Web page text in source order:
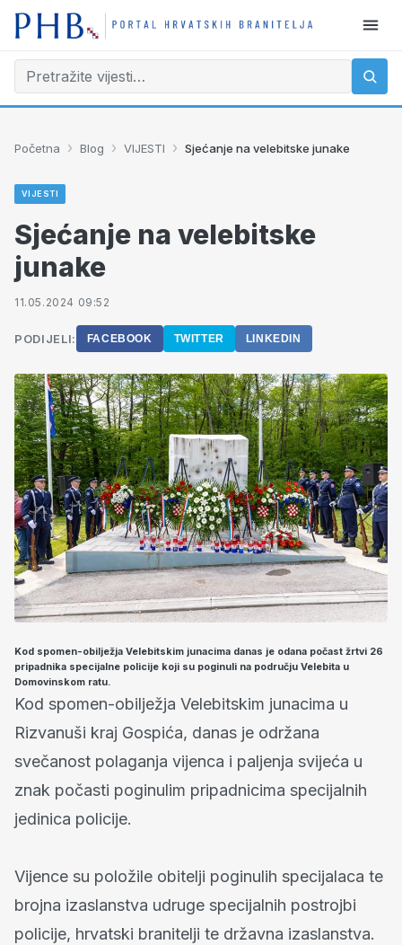
Početna › Blog › VIJESTI › Sjećanje na velebitske junake
VIJESTI
Sjećanje na velebitske
junake
11.05.2024 09:52
PODIJELI: FACEBOOK TWITTER LINKEDIN
Kod spomen-obilježja Velebitskim junacima danas je odana počast žrtvi 26
pripadnika specijalne policije koji su poginuli na području Velebita u
Domovinskom ratu.
Kod spomen-obilježja Velebitskim junacima u
Rizvanuši kraj Gospića, danas je održana
svečanost polaganja vijenca i paljenja svijeća u
znak počasti poginulim pripadnicima specijalnih
jedinica policije.
Vijence su položile obitelji poginulih specijalaca te
brojna izaslanstva udruge specijalnih postrojbi
policije, hrvatski branitelji te državna izaslanstva.